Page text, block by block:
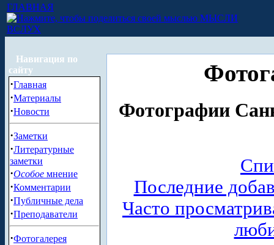
ГЛАВНАЯ
МЫСЛИ
ВСЛУХ
Навигация по
сайту
·Главная
·Материалы
·Новости
·Заметки
·Литературные
заметки
·Особое мнение
·Комментарии
·Публичные дела
·Преподаватели
·Фотогалерея
Фотографии
Последние
Часто